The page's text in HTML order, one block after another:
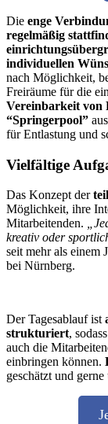
Die enge
regelmäßig
individuellen
nach Möglichkeit,
Freiräume für die
Vereinbarkeit von
“Springerpool”
für Entlastung und
Vielfältige
Das Konzept der
Möglichkeit, ihre
Mitarbeitenden.
kreativ oder
seit mehr als einem
bei Nürnberg.
Der Tagesablauf ist
strukturiert,
auch die
einbringen können.
geschätzt und gerne